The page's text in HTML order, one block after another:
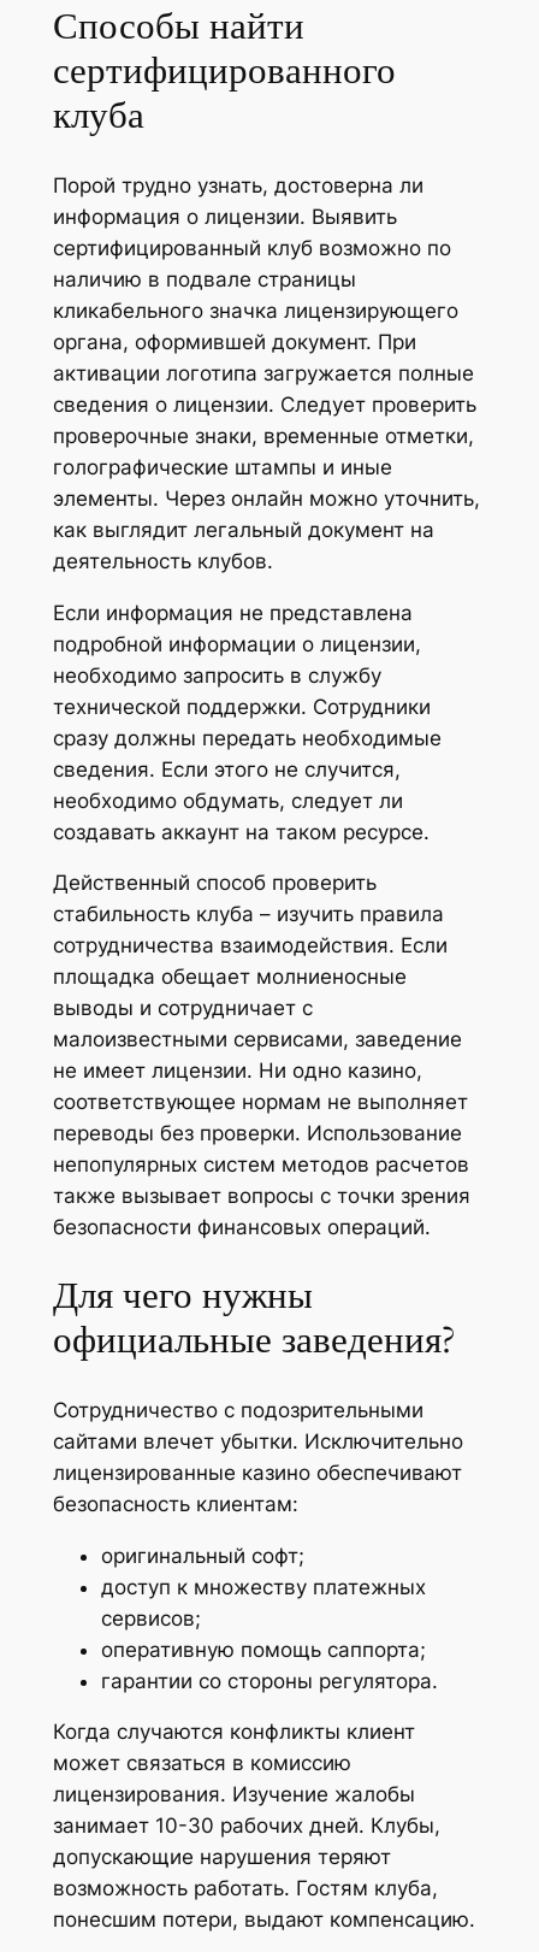
Способы найти
сертифицированного
клуба
Порой трудно узнать, достоверна ли
информация о лицензии. Выявить
сертифицированный клуб возможно по
наличию в подвале страницы
кликабельного значка лицензирующего
органа, оформившей документ. При
активации логотипа загружается полные
сведения о лицензии. Следует проверить
проверочные знаки, временные отметки,
голографические штампы и иные
элементы. Через онлайн можно уточнить,
как выглядит легальный документ на
деятельность клубов.
Если информация не представлена
подробной информации о лицензии,
необходимо запросить в службу
технической поддержки. Сотрудники
сразу должны передать необходимые
сведения. Если этого не случится,
необходимо обдумать, следует ли
создавать аккаунт на таком ресурсе.
Действенный способ проверить
стабильность клуба – изучить правила
сотрудничества взаимодействия. Если
площадка обещает молниеносные
выводы и сотрудничает с
малоизвестными сервисами, заведение
не имеет лицензии. Ни одно казино,
соответствующее нормам не выполняет
переводы без проверки. Использование
непопулярных систем методов расчетов
также вызывает вопросы с точки зрения
безопасности финансовых операций.
Для чего нужны
официальные заведения?
Сотрудничество с подозрительными
сайтами влечет убытки. Исключительно
лицензированные казино обеспечивают
безопасность клиентам:
оригинальный софт;
доступ к множеству платежных
сервисов;
оперативную помощь саппорта;
гарантии со стороны регулятора.
Когда случаются конфликты клиент
может связаться в комиссию
лицензирования. Изучение жалобы
занимает 10-30 рабочих дней. Клубы,
допускающие нарушения теряют
возможность работать. Гостям клуба,
понесшим потери, выдают компенсацию.